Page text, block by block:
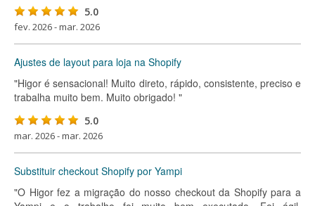
5.0
fev. 2026 - mar. 2026
Ajustes de layout para loja na Shopify
"Higor é sensacional! Muito direto, rápido, consistente, preciso e
trabalha muito bem. Muito obrigado! "
5.0
mar. 2026 - mar. 2026
Substituir checkout Shopify por Yampi
"O Higor fez a migração do nosso checkout da Shopify para a